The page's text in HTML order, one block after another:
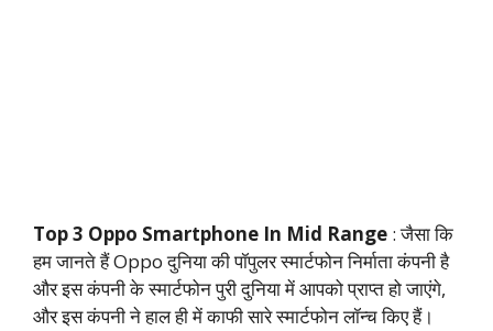
Top 3 Oppo Smartphone In Mid Range : जैसा कि
हम जानते हैं Oppo दुनिया की पॉपुलर स्मार्टफोन निर्माता कंपनी है
और इस कंपनी के स्मार्टफोन पुरी दुनिया में आपको प्राप्त हो जाएंगे,
और इस कंपनी ने हाल ही में काफी सारे स्मार्टफोन लॉन्च किए हैं।